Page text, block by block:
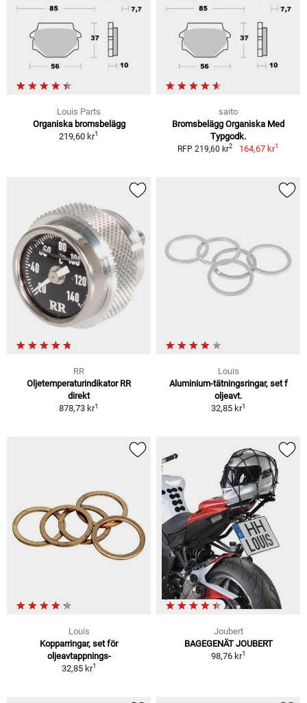
Louis Parts
Organiska bromsbelägg
219,60 kr1
saito
Bromsbelägg Organiska Med
Typgodk.
RFP 219,60 kr2 164,67 kr1
RR
Oljetemperaturindikator RR
direkt
878,73 kr1
Louis
Aluminium-tätningsringar, set f
oljeavt.
32,85 kr1
Louis
Kopparringar, set för
oljeavtappnings-
32,85 kr1
Joubert
BAGEGENÄT JOUBERT
98,76 kr1